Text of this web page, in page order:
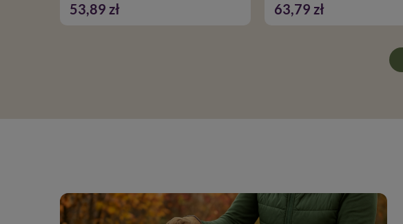
53,89 zł 63,79 zł